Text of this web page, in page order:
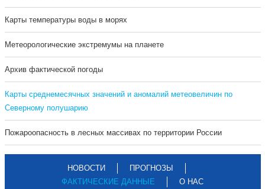
Карты температуры воды в морях
Метеорологические экстремумы на планете
Архив фактической погоды
Карты среднемесячных значений и аномалий метеовеличин по
Северному полушарию
Пожароопасность в лесных массивах по территории России
НОВОСТИ
ПРОГНОЗЫ
ФАКТИЧЕСКИЕ ДАННЫЕ
О НАС